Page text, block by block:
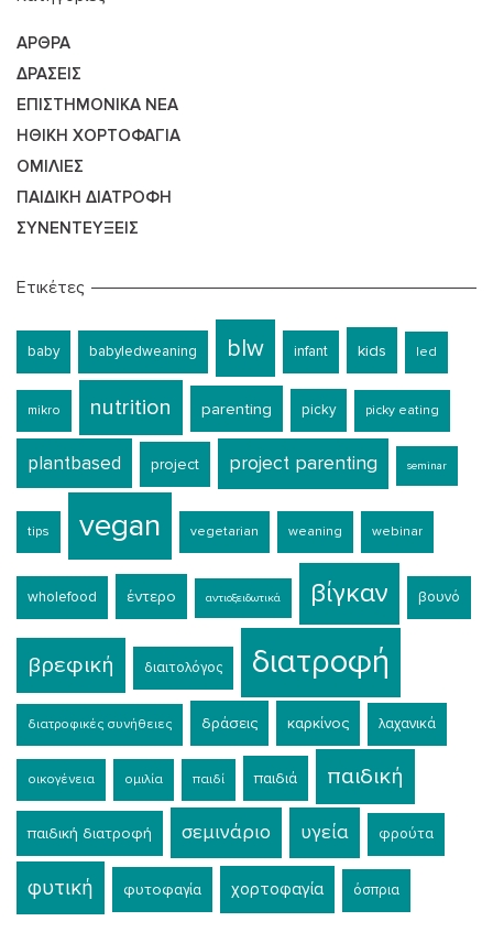
ΆΡΘΡΑ
ΔΡΆΣΕΙΣ
ΕΠΙΣΤΗΜΟΝΙΚΆ ΝΈΑ
ΗΘΙΚΉ ΧΟΡΤΟΦΑΓΊΑ
ΟΜΙΛΊΕΣ
ΠΑΙΔΙΚΉ ΔΙΑΤΡΟΦΉ
ΣΥΝΕΝΤΕΎΞΕΙΣ
Ετικέτες
baby babyledweaning blw infant kids led
mikro nutrition parenting picky picky eating
plantbased project project parenting seminar
tips vegan vegetarian weaning webinar
wholefood έντερο αντιοξειδωτικά βίγκαν βουνό
βρεφική διαιτολόγος διατροφή
διατροφικές συνήθειες δράσεις καρκίνος λαχανικά
οικογένεια ομιλία παιδί παιδιά παιδική
παιδική διατροφή σεμινάριο υγεία φρούτα
φυτική φυτοφαγία χορτοφαγία όσπρια